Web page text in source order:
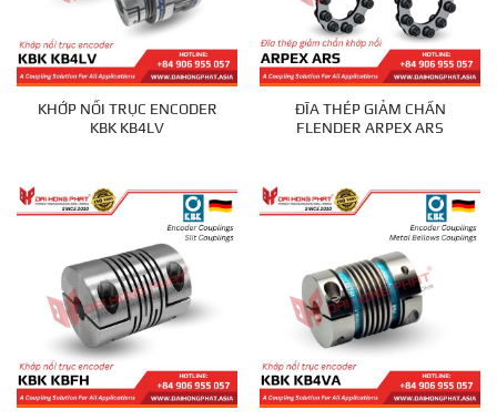
KHỚP NỐI TRỤC ENCODER
KBK KB4LV
ĐĨA THÉP GIẢM CHẤN
FLENDER ARPEX ARS